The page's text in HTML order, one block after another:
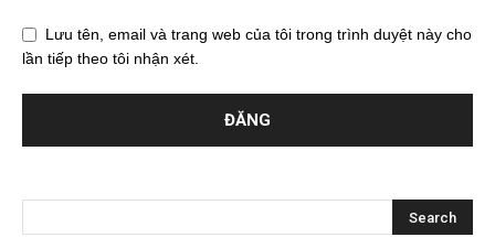
Lưu tên, email và trang web của tôi trong trình duyệt này cho
lần tiếp theo tôi nhận xét.